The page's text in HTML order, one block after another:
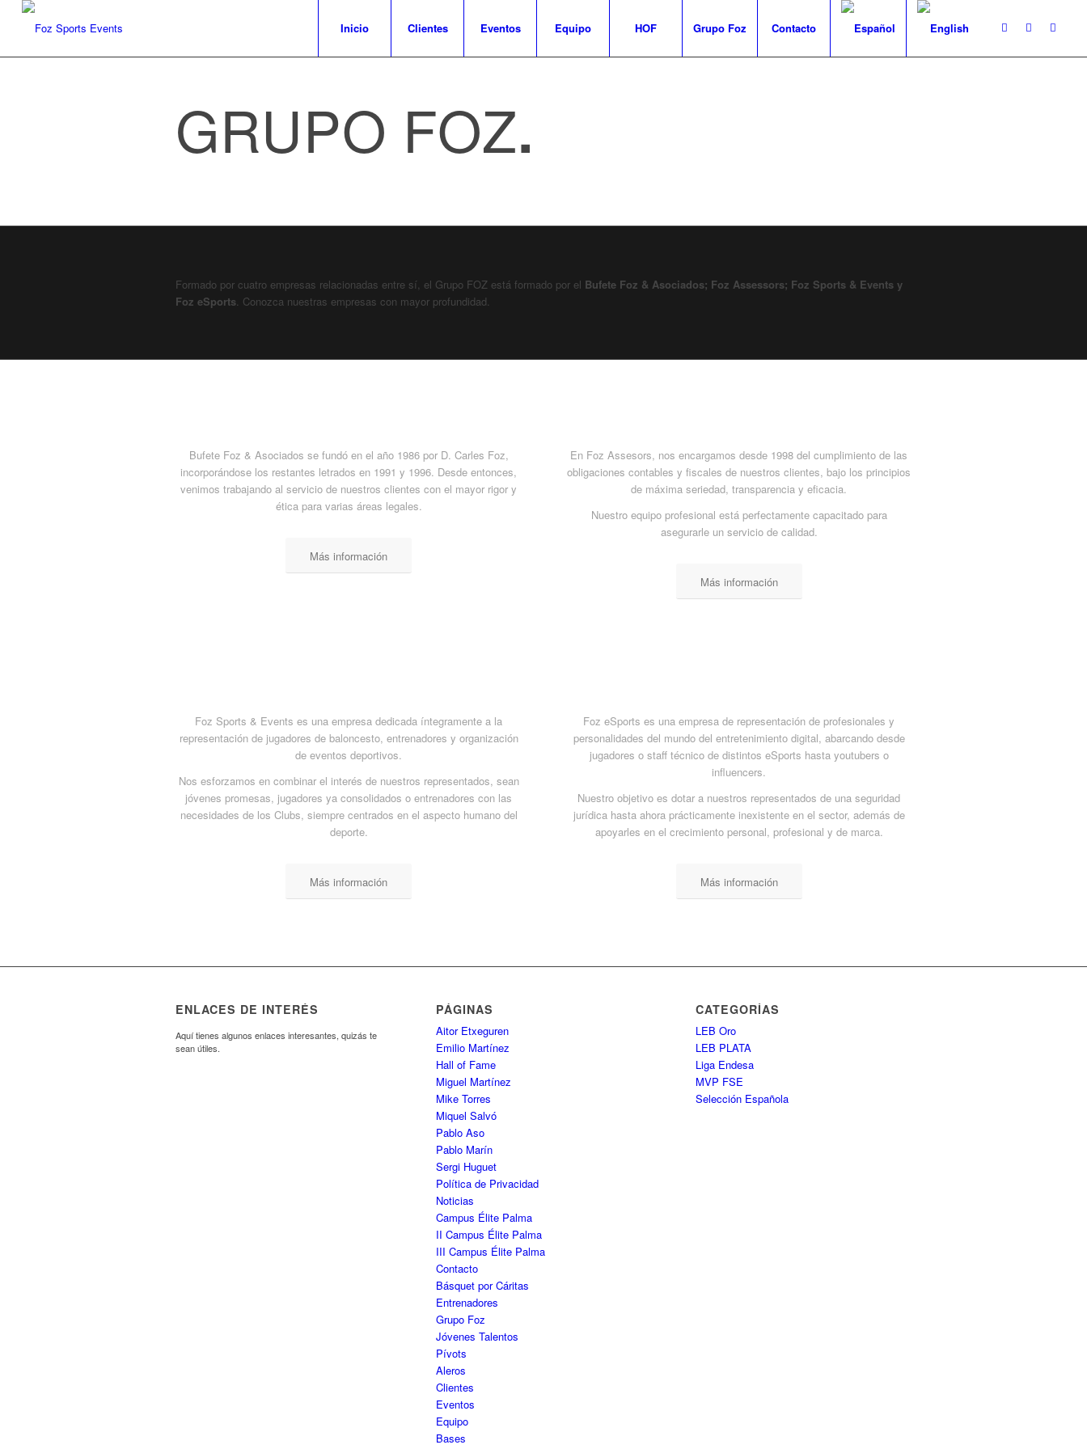
Inicio Clientes Eventos Equipo HOF Grupo Foz Contacto
GRUPO FOZ.
Formado por cuatro empresas relacionadas entre sí, el Grupo FOZ está formado por el Bufete Foz & Asociados; Foz Assessors; Foz Sports & Events y
Foz eSports. Conozca nuestras empresas con mayor profundidad.
Bufete Foz & Asociados se fundó en el año 1986 por D. Carles Foz,
incorporándose los restantes letrados en 1991 y 1996. Desde entonces,
venimos trabajando al servicio de nuestros clientes con el mayor rigor y
ética para varias áreas legales.
Más información
En Foz Assesors, nos encargamos desde 1998 del cumplimiento de las
obligaciones contables y fiscales de nuestros clientes, bajo los principios
de máxima seriedad, transparencia y eficacia.
Nuestro equipo profesional está perfectamente capacitado para
asegurarle un servicio de calidad.
Más información
Foz Sports & Events es una empresa dedicada íntegramente a la
representación de jugadores de baloncesto, entrenadores y organización
de eventos deportivos.
Nos esforzamos en combinar el interés de nuestros representados, sean
jóvenes promesas, jugadores ya consolidados o entrenadores con las
necesidades de los Clubs, siempre centrados en el aspecto humano del
deporte.
Más información
Foz eSports es una empresa de representación de profesionales y
personalidades del mundo del entretenimiento digital, abarcando desde
jugadores o staff técnico de distintos eSports hasta youtubers o
influencers.
Nuestro objetivo es dotar a nuestros representados de una seguridad
jurídica hasta ahora prácticamente inexistente en el sector, además de
apoyarles en el crecimiento personal, profesional y de marca.
Más información
ENLACES DE INTERÉS
Aquí tienes algunos enlaces interesantes, quizás te
sean útiles.
PÁGINAS
Aitor Etxeguren
Emilio Martínez
Hall of Fame
Miguel Martínez
Mike Torres
Miquel Salvó
Pablo Aso
Pablo Marín
Sergi Huguet
Política de Privacidad
Noticias
Campus Élite Palma
II Campus Élite Palma
III Campus Élite Palma
Contacto
Básquet por Cáritas
Entrenadores
Grupo Foz
Jóvenes Talentos
Pívots
Aleros
Clientes
Eventos
Equipo
Bases
CATEGORÍAS
LEB Oro
LEB PLATA
Liga Endesa
MVP FSE
Selección Española